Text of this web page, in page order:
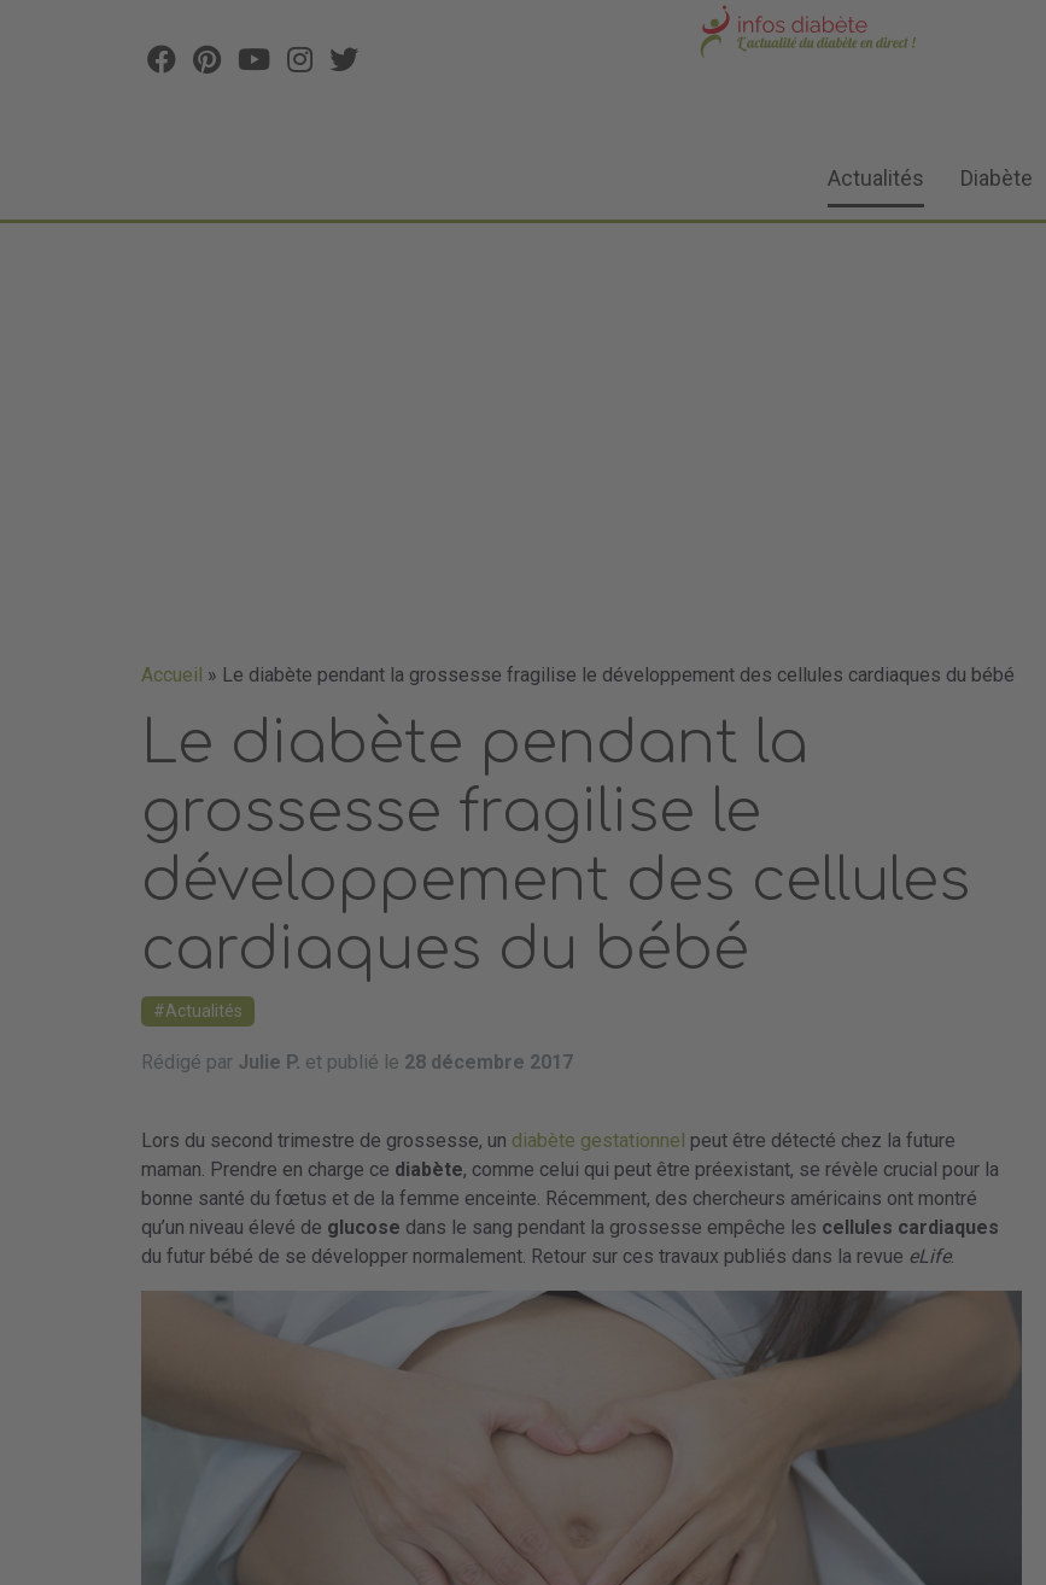
Actualités Diabète
Accueil » Le diabète pendant la grossesse fragilise le développement des cellules cardiaques du bébé
Le diabète pendant la
grossesse fragilise le
développement des cellules
cardiaques du bébé
Actualités
Rédigé par Julie P. et publié le 28 décembre 2017
Lors du second trimestre de grossesse, un diabète gestationnel peut être détecté chez la future
maman. Prendre en charge ce diabète, comme celui qui peut être préexistant, se révèle crucial pour la
bonne santé du fœtus et de la femme enceinte. Récemment, des chercheurs américains ont montré
qu’un niveau élevé de glucose dans le sang pendant la grossesse empêche les cellules cardiaques
du futur bébé de se développer normalement. Retour sur ces travaux publiés dans la revue eLife.